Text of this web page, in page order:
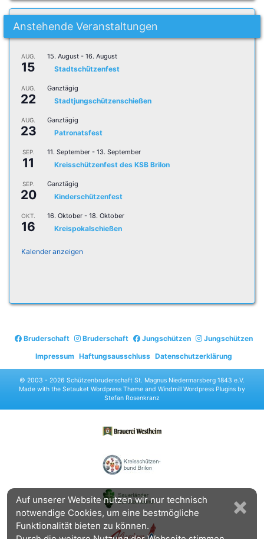
Anstehende Veranstaltungen
AUG.
15
15. August - 16. August
Stadtschützenfest
AUG.
22
Ganztägig
Stadtjungschützenschießen
AUG.
23
Ganztägig
Patronatsfest
SEP.
11
11. September - 13. September
Kreisschützenfest des KSB Brilon
SEP.
20
Ganztägig
Kinderschützenfest
OKT.
16
16. Oktober - 18. Oktober
Kreispokalschießen
Kalender anzeigen
Bruderschaft Bruderschaft Jungschützen
Jungschützen
Impressum Haftungsausschluss Datenschutzerklärung
© 2003 - 2026 Schützenbruderschaft St. Magnus Niedermarsberg 1843 e.V.
Made with the Setauket Wordpress Theme and Windmill Wordpress Plugins by
Stefan Rosenkranz
Auf unserer Website nutzen wir nur technisch
notwendige Cookies, um eine bestmögliche
Funktionalität bieten zu können.
×